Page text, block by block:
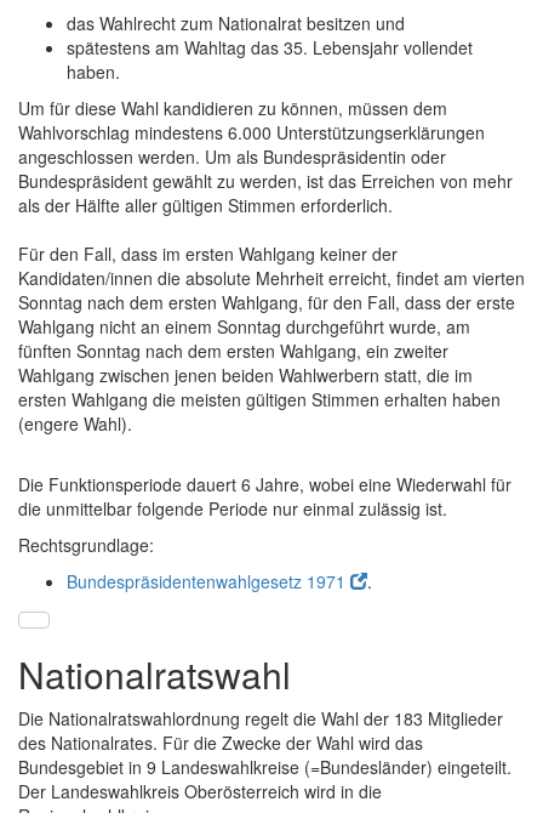
das Wahlrecht zum Nationalrat besitzen und
spätestens am Wahltag das 35. Lebensjahr vollendet
haben.
Um für diese Wahl kandidieren zu können, müssen dem
Wahlvorschlag mindestens 6.000 Unterstützungserklärungen
angeschlossen werden. Um als Bundespräsidentin oder
Bundespräsident gewählt zu werden, ist das Erreichen von mehr
als der Hälfte aller gültigen Stimmen erforderlich.
Für den Fall, dass im ersten Wahlgang keiner der
Kandidaten/innen die absolute Mehrheit erreicht, findet am vierten
Sonntag nach dem ersten Wahlgang, für den Fall, dass der erste
Wahlgang nicht an einem Sonntag durchgeführt wurde, am
fünften Sonntag nach dem ersten Wahlgang, ein zweiter
Wahlgang zwischen jenen beiden Wahlwerbern statt, die im
ersten Wahlgang die meisten gültigen Stimmen erhalten haben
(engere Wahl).
Die Funktionsperiode dauert 6 Jahre, wobei eine Wiederwahl für
die unmittelbar folgende Periode nur einmal zulässig ist.
Rechtsgrundlage:
Bundespräsidentenwahlgesetz 1971
.
Nationalratswahl
Die Nationalratswahlordnung regelt die Wahl der 183 Mitglieder
des Nationalrates. Für die Zwecke der Wahl wird das
Bundesgebiet in 9 Landeswahlkreise (=Bundesländer) eingeteilt.
Der Landeswahlkreis Oberösterreich wird in die